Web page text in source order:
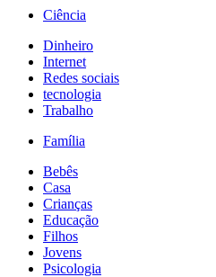
Ciência
Dinheiro
Internet
Redes sociais
tecnologia
Trabalho
Família
Bebês
Casa
Crianças
Educação
Filhos
Jovens
Psicologia